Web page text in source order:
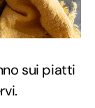
sui piatti